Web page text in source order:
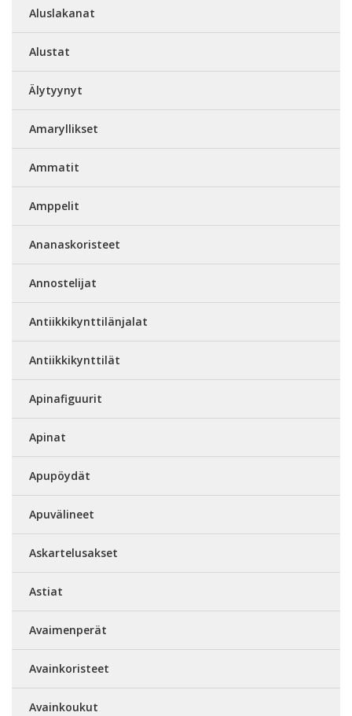
Aluslakanat
Alustat
Älytyynyt
Amaryllikset
Ammatit
Amppelit
Ananaskoristeet
Annostelijat
Antiikkikynttilänjalat
Antiikkikynttilät
Apinafiguurit
Apinat
Apupöydät
Apuvälineet
Askartelusakset
Astiat
Avaimenperät
Avainkoristeet
Avainkoukut